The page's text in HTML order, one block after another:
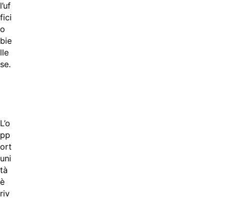
l’uf
fici
o
bie
lle
se.
L’o
pp
ort
uni
tà
è
riv